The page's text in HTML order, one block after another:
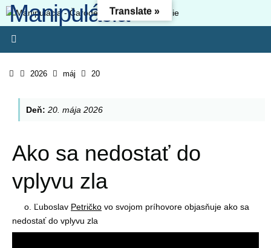
Skip
content
Manipulácia -
Čarodejníctvo -
Oslobodenie
Zákon svojho Boha si zabudol, aj ja zabudnem na tvojich synov.
(ako) hriech modlárstva. Pretože si pohrdol Pánovým slovom,
zavrhne ťa, nebudeš kráľom!“ (1 Sam 15-23)
Home2026 máj 20
Deň: 20. mája 2026
Ako sa nedostať do
vplyvu zla
o. Ľuboslav Petričko vo svojom príhovore objasňuje ako sa
nedostať do vplyvu zla
Translate »